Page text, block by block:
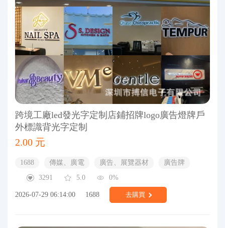
跨境工廠led發光字定制店鋪招牌logo廣告燈牌戶
外標識背光字定制
2.00 元
1688 傳媒、廣電 廣告、展覽器材
廣告牌
3291
5.0 0%
2026-07-29 06:14:00 1688 去購買